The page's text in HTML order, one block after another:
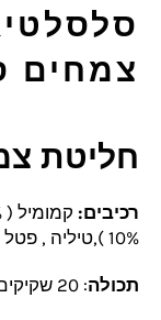
צמחים
חליטת
רכיבים:
10% ),טיליה , פטל שחור, פרחי תפוז ניצני ורדים
תכולה: 20 שקיקים